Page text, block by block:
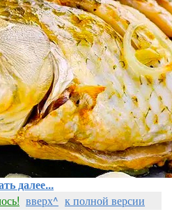
далее...
вверх^ к полной версии